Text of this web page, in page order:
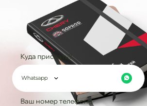
Куда прислать?
Whatsapp
Ваш номер телефона